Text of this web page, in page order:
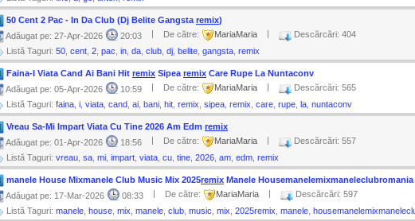
50 Cent 2 Pac - In Da Club (Dj Belite Gangsta remix)
Adăugat pe: 27-Apr-2026
20:03 De către: MariaMaria
Descărcări: 404
Listă Taguri: 50 cent 2 pac in da club dj belite gangsta remix
Faina-I Viata Cand Ai Bani Hit remix Sipea remix Care Rupe La Nuntaconv
Adăugat pe: 05-Apr-2026
10:59 De către: MariaMaria
Descărcări: 565
Listă Taguri: faina i viata cand ai bani hit remix sipea remix care rupe la nuntaconv
Vreau Sa-Mi Impart Viata Cu Tine 2026 Am Edm remix
Adăugat pe: 01-Apr-2026
18:56 De către: MariaMaria
Descărcări: 557
Listă Taguri: vreau sa mi impart viata cu tine 2026 am edm remix
️manele House Mix️manele Club Music Mix 2025remix Manele Housemanelemixmaneleclubromania
Adăugat pe: 17-Mar-2026
08:33 De către: MariaMaria
Descărcări: 597
Listă Taguri: manele house mix manele club music mix 2025remix manele